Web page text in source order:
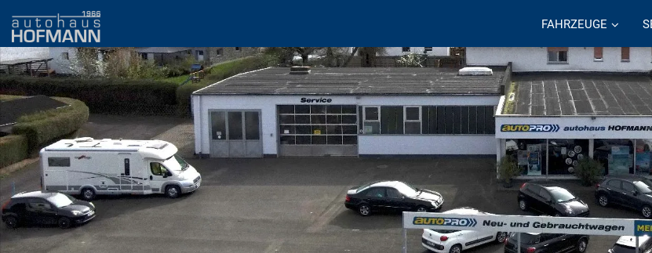
FAHRZEUGE